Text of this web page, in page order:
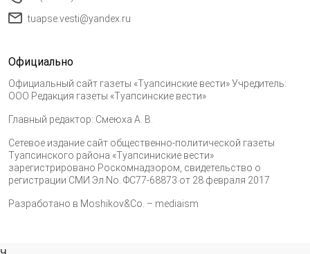
tuapse.vesti@yandex.ru
Официально
Официальный сайт газеты «Туапсинские вести» Учредитель:
ООО Редакция газеты «Туапсинские вести»
Главный редактор: Смеюха А. В.
Сетевое издание сайт общественно-политической газеты
Туапсинского района «Туапсиниские вести»
зарегистрировано Роскомнадзором, свидетельство о
регистрации СМИ Эл No. ФС77-68873 от 28 февраля 2017
Разработано в Moshikov&Co. – mediaism